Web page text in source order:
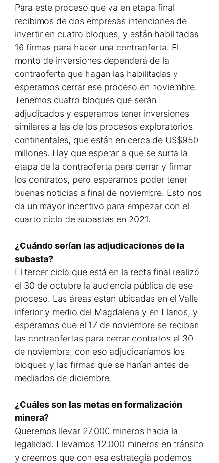
Para este proceso que va en etapa final
recibimos de dos empresas intenciones de
invertir en cuatro bloques, y están habilitadas
16 firmas para hacer una contraoferta. El
monto de inversiones dependerá de la
contraoferta que hagan las habilitadas y
esperamos cerrar ese proceso en noviembre.
Tenemos cuatro bloques que serán
adjudicados y esperamos tener inversiones
similares a las de los procesos exploratorios
continentales, que están en cerca de US$950
millones. Hay que esperar a que se surta la
etapa de la contraoferta para cerrar y firmar
los contratos, pero esperamos poder tener
buenas noticias a final de noviembre. Esto nos
da un mayor incentivo para empezar con el
cuarto ciclo de subastas en 2021.
¿Cuándo serían las adjudicaciones de la
subasta?
El tercer ciclo que está en la recta final realizó
el 30 de octubre la audiencia pública de ese
proceso. Las áreas están ubicadas en el Valle
inferior y medio del Magdalena y en Llanos, y
esperamos que el 17 de noviembre se reciban
las contraofertas para cerrar contratos el 30
de noviembre, con eso adjudicaríamos los
bloques y las firmas que se harían antes de
mediados de diciembre.
¿Cuáles son las metas en formalización
minera?
Queremos llevar 27.000 mineros hacia la
legalidad. Llevamos 12.000 mineros en tránsito
y creemos que con esa estrategia podemos